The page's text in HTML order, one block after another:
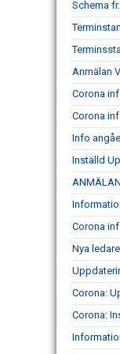
Schema
Anmälan
Corona
Corona
Info
Inställd
ANMÄLAN
Corona
Nya
Corona:
Corona: